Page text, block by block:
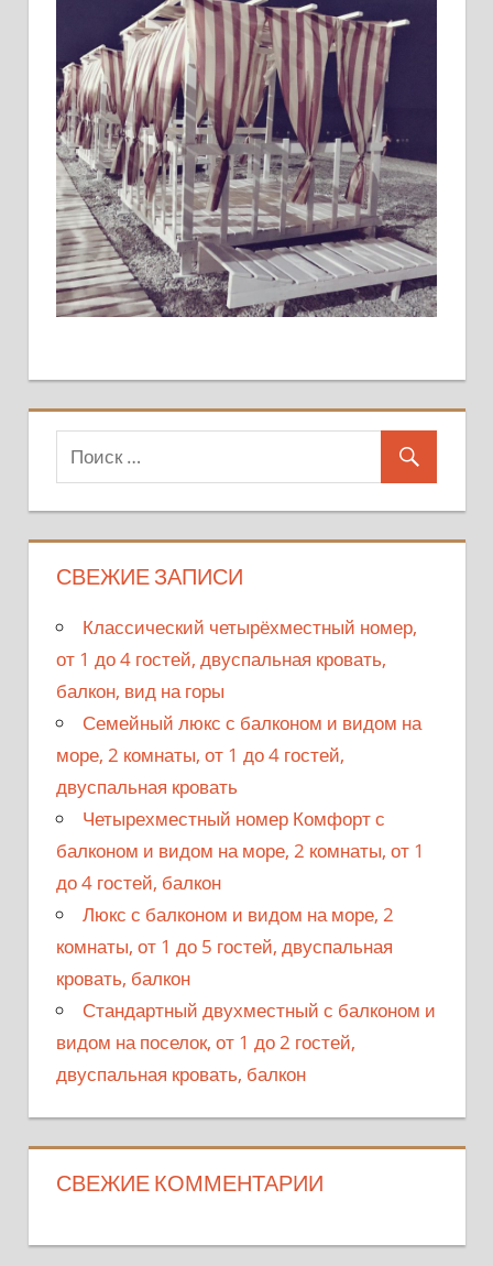
СВЕЖИЕ ЗАПИСИ
Классический четырёхместный номер,
от 1 до 4 гостей, двуспальная кровать,
балкон, вид на горы
Семейный люкс с балконом и видом на
море, 2 комнаты, от 1 до 4 гостей,
двуспальная кровать
Четырехместный номер Комфорт с
балконом и видом на море, 2 комнаты, от 1
до 4 гостей, балкон
Люкс с балконом и видом на море, 2
комнаты, от 1 до 5 гостей, двуспальная
кровать, балкон
Стандартный двухместный с балконом и
видом на поселок, от 1 до 2 гостей,
двуспальная кровать, балкон
СВЕЖИЕ КОММЕНТАРИИ